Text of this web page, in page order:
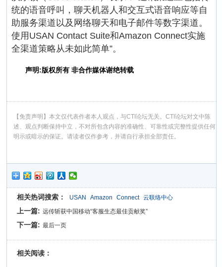
统的语音呼叫，聊天机器人和交互式语音响应等自
助服务渠道以及网络聊天和电子邮件等数字渠道。
使用USAN Contact Suite和Amazon Connect实施
全渠道策略从未如此简单”。
声明:版权所有 非合作媒体谢绝转载
【免责声明】本文仅代表作者本人观点，与CTI论坛无关。CTI论坛对文中陈
述、观点判断保持中立，不对所包含内容的准确性、可靠性或完整性提供任何
明示或暗示的保证。请读者仅作参考，并请自行承担全部责任。
相关热词搜索： USAN Amazon Connect 云联络中心
上一篇: 远传斩获中国移动“客服生态最佳贡献奖”
下一篇: 最后一页
相关阅读：